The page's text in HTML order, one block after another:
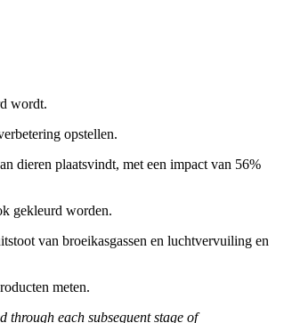
wordt.
opstellen.
dieren plaatsvindt, met een impact van 56%
gekleurd worden.
van broeikasgassen en luchtvervuiling en
meten.
through each subsequent stage of